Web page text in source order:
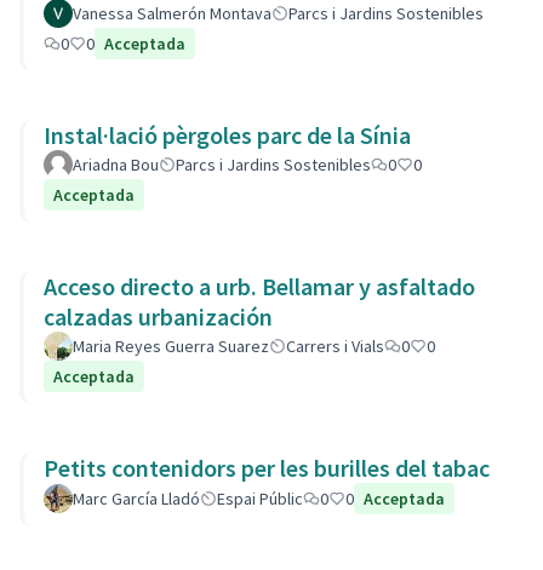
Vanessa Salmerón Montava
Parcs i Jardins Sostenibles
0
0 Acceptada
Instal·lació pèrgoles parc de la Sínia
Ariadna Bou Parcs i Jardins Sostenibles 0
0
Acceptada
Acceso directo a urb. Bellamar y asfaltado
calzadas urbanización
Maria Reyes Guerra Suarez Carrers i Vials 0
0
Acceptada
Petits contenidors per les burilles del tabac
Marc García Lladó Espai Públic 0 0 Acceptada